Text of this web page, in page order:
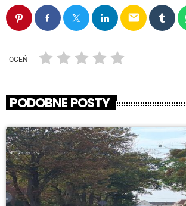
email
OCEŃ
PODOBNE POSTY